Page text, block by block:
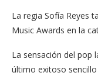
La regia Sofía Reyes
Music Awards en la
La sensación del pop
último exitoso